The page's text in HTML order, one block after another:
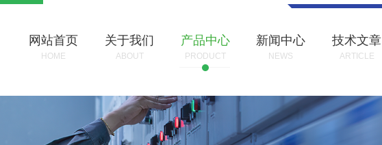
网站首页
HOME
关于我们
ABOUT
产品中心
PRODUCT
新闻中心
NEWS
技术文章
ARTICLE